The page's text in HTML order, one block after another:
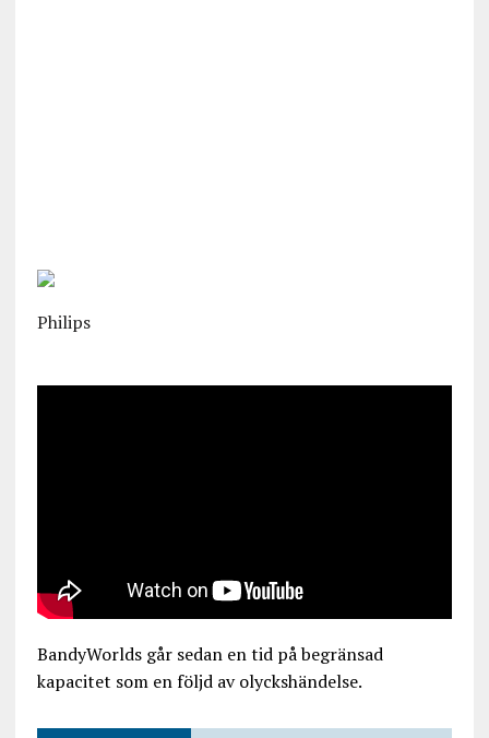
Philips
BandyWorlds går sedan en tid på begränsad
kapacitet som en följd av olyckshändelse.